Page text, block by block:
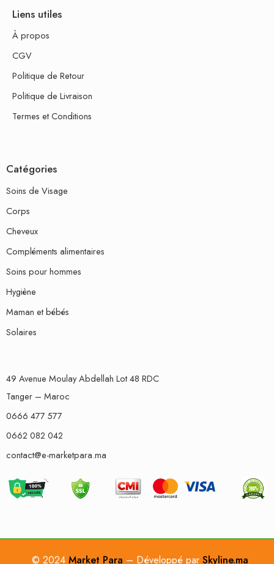
Liens utiles
À propos
CGV
Politique de Retour
Politique de Livraison
Termes et Conditions
Catégories
Soins de Visage
Corps
Cheveux
Compléments alimentaires
Soins pour hommes
Hygiène
Maman et bébés
Solaires
49 Avenue Moulay Abdellah Lot 48 RDC
Tanger – Maroc
0666 477 577
0662 082 042
contact@e-marketpara.ma
© 2024 Market Para – Développé par Skyline.ma